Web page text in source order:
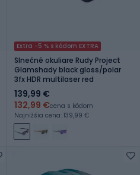
Extra -5 % s kódom EXTRA
Slnečné okuliare Rudy Project
Glamshady black gloss/polar
3fx HDR multilaser red
139,99 €
132,99 €cena s kódom
Najnižšia cena: 139,99 €